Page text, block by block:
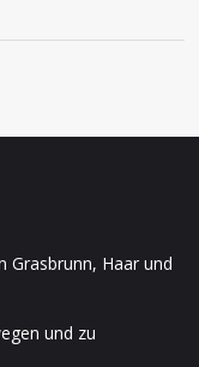
Grasbrunn, Haar und
und zu